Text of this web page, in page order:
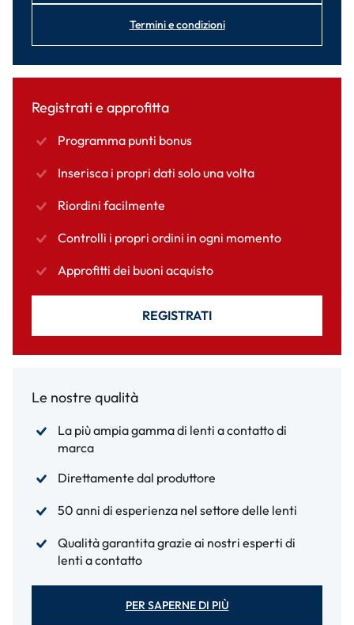
Termini e condizioni
Registrati e approfitta
Programma punti bonus
Inserisca i propri dati solo una volta
Riordini facilmente
Controlli i propri ordini in ogni momento
Approfitti dei buoni acquisto
REGISTRATI
Le nostre qualità
La più ampia gamma di lenti a contatto di
marca
Direttamente dal produttore
50 anni di esperienza nel settore delle lenti
Qualità garantita grazie ai nostri esperti di
lenti a contatto
PER SAPERNE DI PIÙ